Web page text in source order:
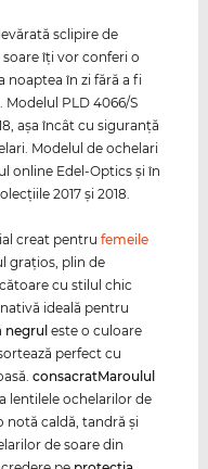
sclipire de
îţi vor conferi o
noaptea în zi fără a fi
Modelul PLD 4066/S
aşa încât cu siguranţă
Modelul de ochelari
online Edel-Optics şi în
2017 şi 2018.
creat pentrufemeile
graţios, plin de
cu stilul chic
ideală pentru
negrul este o culoare
perfect cu
consacratMaroulul
lentilele ochelarilor de
notă caldă, tandră şi
de soare din